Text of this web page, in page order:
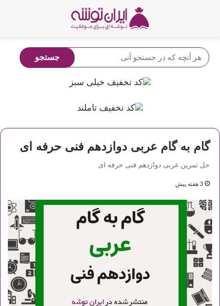
گام به گام عربی دوازدهم فنی حرفه ای
حل تمرین عربی دوازدهم فنی حرفه ای
3 هفته پیش